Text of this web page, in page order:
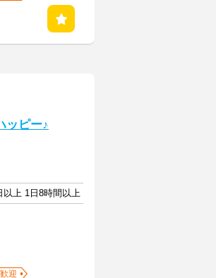
ッピー♪
以上 1日8時間以上
迎